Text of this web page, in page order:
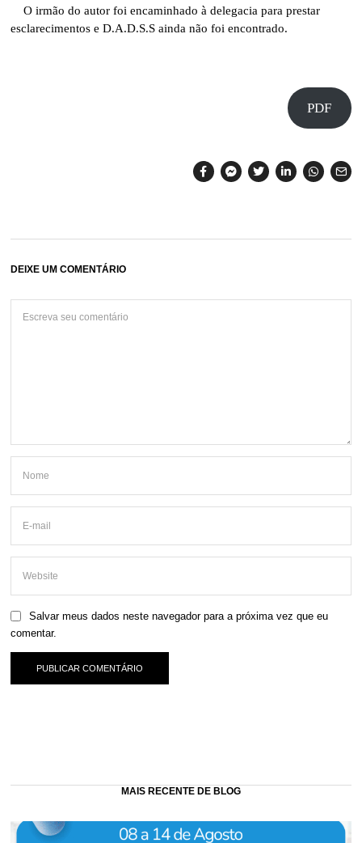
O irmão do autor foi encaminhado à delegacia para prestar
esclarecimentos e D.A.D.S.S ainda não foi encontrado.
PDF
DEIXE UM COMENTÁRIO
Salvar meus dados neste navegador para a próxima vez que eu
comentar.
MAIS RECENTE DE BLOG